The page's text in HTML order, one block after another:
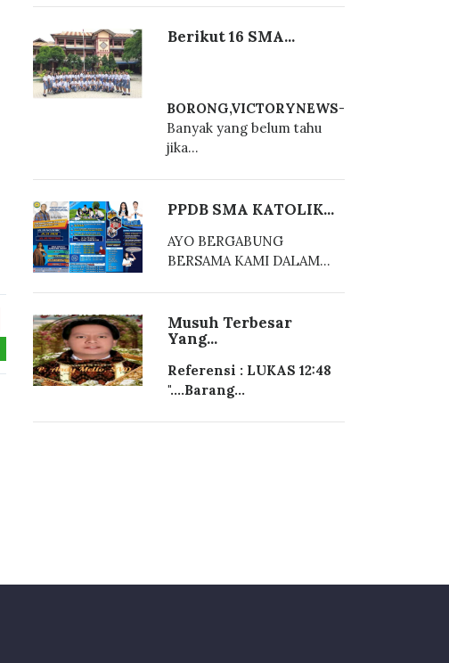
Berikut 16 SMA...
BORONG,VICTORYNEWS-
Banyak yang belum tahu
jika...
PPDB SMA KATOLIK...
AYO BERGABUNG
BERSAMA KAMI DALAM...
Musuh Terbesar
Yang...
Referensi : LUKAS 12:48
"....Barang...